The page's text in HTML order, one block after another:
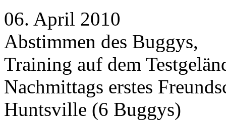
06. April 2010
Abstimmen des Buggys,
Training auf dem
Nachmittags erstes
Huntsville (6 Buggys)